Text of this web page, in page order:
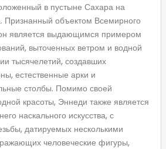
в пустыне Сахара на
Признанный объектом Всемирного
является выдающимся примером
выточенных ветром и водной
тысячелетий, создавших
естественные арки и
столбы. Помимо своей
красоты, Эннеди также является
наскального искусства, с
датируемых несколькими
человеческие фигуры,